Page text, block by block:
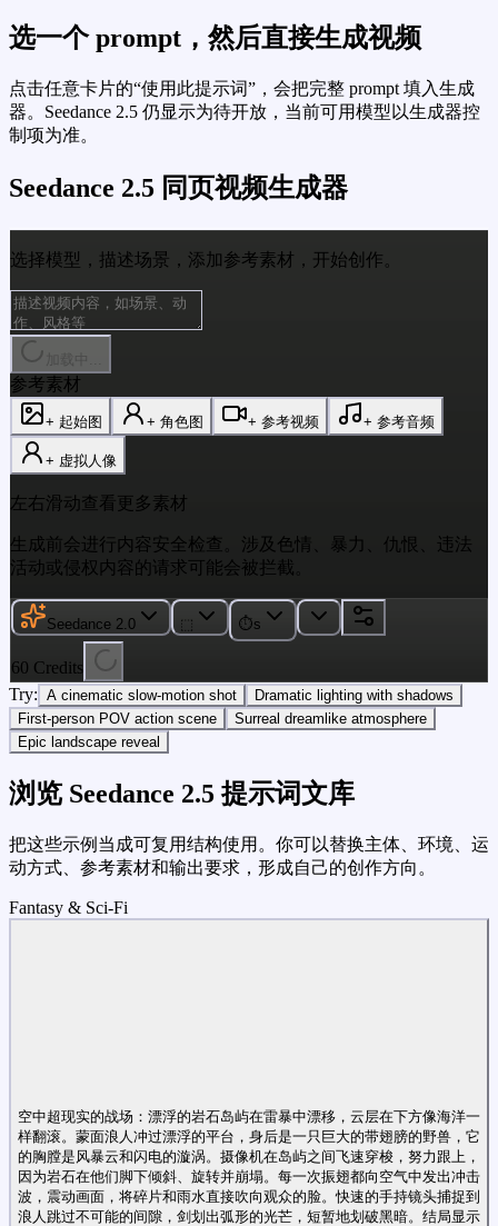
选一个 prompt，然后直接生成视频
点击任意卡片的“使用此提示词”，会把完整 prompt 填入生成
器。Seedance 2.5 仍显示为待开放，当前可用模型以生成器控
制项为准。
Seedance 2.5 同页视频生成器
选择模型，描述场景，添加参考素材，开始创作。
加载中...
参考素材
+ 起始图 + 角色图 + 参考视频 + 参考音频
+ 虚拟人像
左右滑动查看更多素材
生成前会进行内容安全检查。涉及色情、暴力、仇恨、违法
活动或侵权内容的请求可能会被拦截。
Seedance 2.0 ⬚ ⏱s
60 Credits
Try: A cinematic slow-motion shot
Dramatic lighting with shadows
First-person POV action scene
Surreal dreamlike atmosphere
Epic landscape reveal
浏览 Seedance 2.5 提示词文库
把这些示例当成可复用结构使用。你可以替换主体、环境、运
动方式、参考素材和输出要求，形成自己的创作方向。
Fantasy & Sci-Fi
空中超现实的战场：漂浮的岩石岛屿在雷暴中漂移，云层在下方像海洋一
样翻滚。蒙面浪人冲过漂浮的平台，身后是一只巨大的带翅膀的野兽，它
的胸膛是风暴云和闪电的漩涡。摄像机在岛屿之间飞速穿梭，努力跟上，
因为岩石在他们脚下倾斜、旋转并崩塌。每一次振翅都向空气中发出冲击
波，震动画面，将碎片和雨水直接吹向观众的脸。快速的手持镜头捕捉到
浪人跳过不可能的间隙，剑划出弧形的光芒，短暂地划破黑暗。结局显示